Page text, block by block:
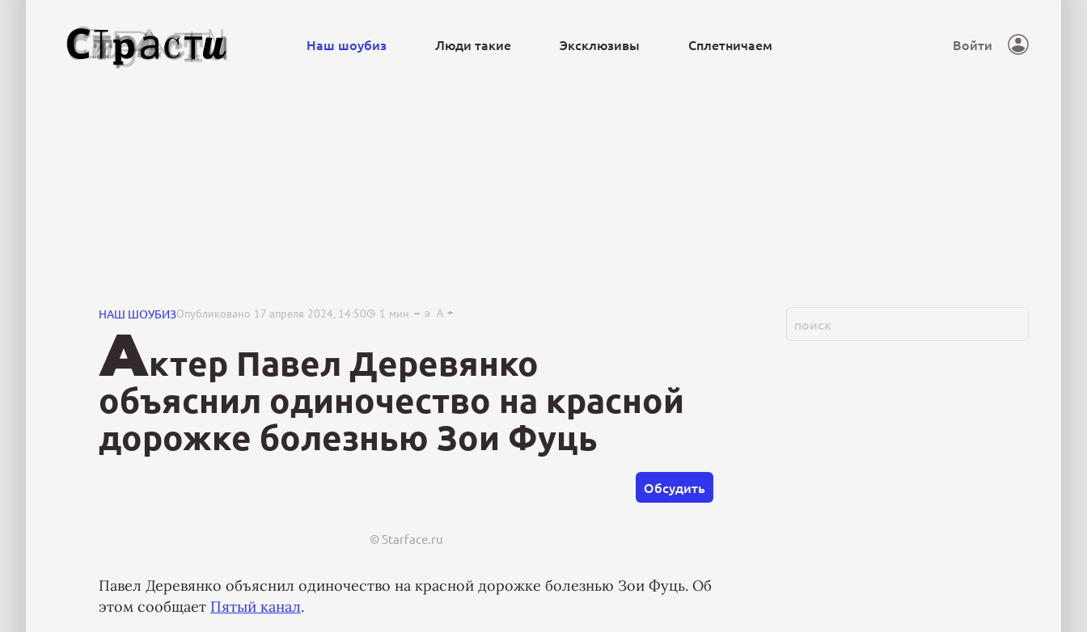
Наш шоубиз Люди такие Эксклюзивы Сплетничаем Войти
НАШ ШОУБИЗОпубликовано 17 апреля 2024, 14:50 1 мин. a A
Актер Павел Деревянко
объяснил одиночество на красной
дорожке болезнью Зои Фуць
Обсудить
© Starface.ru
Павел Деревянко объяснил одиночество на красной дорожке болезнью Зои Фуць. Об
этом сообщает Пятый канал.